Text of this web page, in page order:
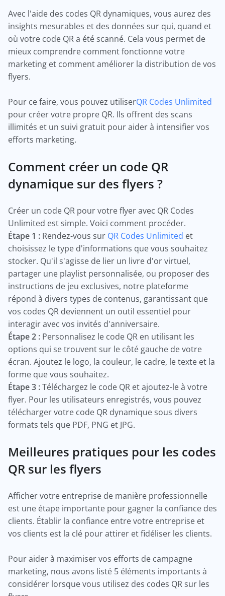
Avec l'aide des codes QR dynamiques, vous aurez des
insights mesurables et des données sur qui, quand et
où votre code QR a été scanné. Cela vous permet de
mieux comprendre comment fonctionne votre
marketing et comment améliorer la distribution de vos
flyers.
Pour ce faire, vous pouvez utiliserQR Codes Unlimited
pour créer votre propre QR. Ils offrent des scans
illimités et un suivi gratuit pour aider à intensifier vos
efforts marketing.
Comment créer un code QR
dynamique sur des flyers ?
Créer un code QR pour votre flyer avec QR Codes
Unlimited est simple. Voici comment procéder.
Étape 1 : Rendez-vous sur QR Codes Unlimited et
choisissez le type d'informations que vous souhaitez
stocker. Qu'il s'agisse de lier un livre d'or virtuel,
partager une playlist personnalisée, ou proposer des
instructions de jeu exclusives, notre plateforme
répond à divers types de contenus, garantissant que
vos codes QR deviennent un outil essentiel pour
interagir avec vos invités d'anniversaire.
Étape 2 : Personnalisez le code QR en utilisant les
options qui se trouvent sur le côté gauche de votre
écran. Ajoutez le logo, la couleur, le cadre, le texte et la
forme que vous souhaitez.
Étape 3 :Téléchargez le code QR et ajoutez-le à votre
flyer. Pour les utilisateurs enregistrés, vous pouvez
télécharger votre code QR dynamique sous divers
formats tels que PDF, PNG et JPG.
Meilleures pratiques pour les codes
QR sur les flyers
Afficher votre entreprise de manière professionnelle
est une étape importante pour gagner la confiance des
clients. Établir la confiance entre votre entreprise et
vos clients est la clé pour attirer et fidéliser les clients.
Pour aider à maximiser vos efforts de campagne
marketing, nous avons listé 5 éléments importants à
considérer lorsque vous utilisez des codes QR sur les